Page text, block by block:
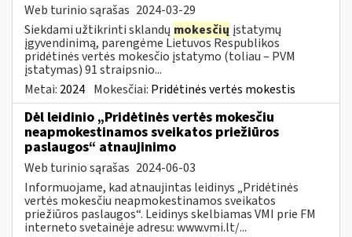
Web turinio sąrašas 2024-03-29
Siekdami užtikrinti sklandų mokesčių įstatymų
įgyvendinimą, parengėme Lietuvos Respublikos
pridėtinės vertės mokesčio įstatymo (toliau – PVM
įstatymas) 91 straipsnio...
Metai: 2024 Mokesčiai: Pridėtinės vertės mokestis
Dėl leidinio „Pridėtinės vertės mokesčiu
neapmokestinamos sveikatos priežiūros
paslaugos“ atnaujinimo
Web turinio sąrašas 2024-06-03
Informuojame, kad atnaujintas leidinys „Pridėtinės
vertės mokesčiu neapmokestinamos sveikatos
priežiūros paslaugos“. Leidinys skelbiamas VMI prie FM
interneto svetainėje adresu: www.vmi.lt/...